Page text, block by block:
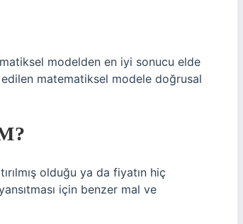
modelden en iyi sonucu elde
matematiksel modele doğrusal
olduğu ya da fiyatın hiç
için benzer mal ve